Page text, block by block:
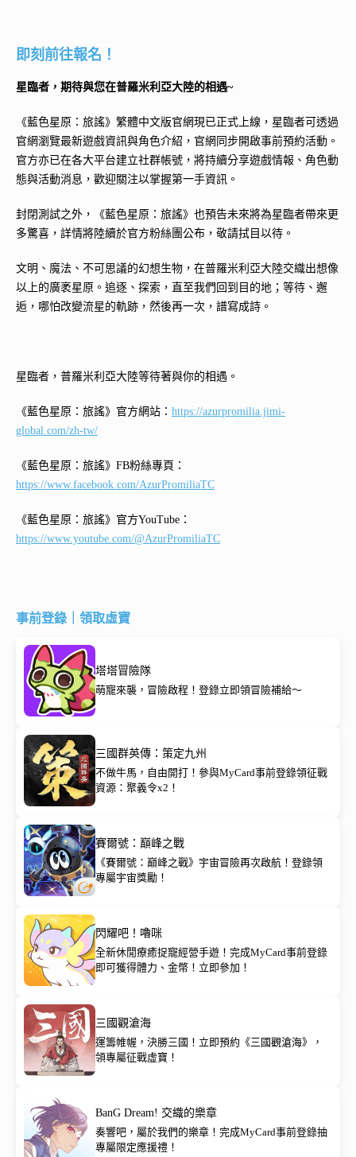
即刻前往報名！
星臨者，期待與您在普羅米利亞大陸的相遇~
《藍色星原：旅謠》繁體中文版官網現已正式上線，星臨者可透過
官網瀏覽最新遊戲資訊與角色介紹，官網同步開啟事前預約活動。
官方亦已在各大平台建立社群帳號，將持續分享遊戲情報、角色動
態與活動消息，歡迎關注以掌握第一手資訊。
封閉測試之外，《藍色星原：旅謠》也預告未來將為星臨者帶來更
多驚喜，詳情將陸續於官方粉絲團公布，敬請拭目以待。
文明、魔法、不可思議的幻想生物，在普羅米利亞大陸交織出想像
以上的廣袤星原。追逐、探索，直至我們回到目的地；等待、邂
逅，哪怕改變流星的軌跡，然後再一次，譜寫成詩。
星臨者，普羅米利亞大陸等待著與你的相遇。
《藍色星原：旅謠》官方網站： https://azurpromilia.jimi-
global.com/zh-tw/
《藍色星原：旅謠》FB粉絲專頁：
https://www.facebook.com/AzurPromiliaTC
《藍色星原：旅謠》官方YouTube：
https://www.youtube.com/@AzurPromiliaTC
事前登錄｜領取虛寶
塔塔冒險隊
萌寵來襲，冒險啟程！登錄立即領冒險補給～
三國群英傳：策定九州
不做牛馬，自由開打！參與MyCard事前登錄領征戰
資源：聚義令x2！
賽爾號：巔峰之戰
《賽爾號：巔峰之戰》宇宙冒險再次啟航！登錄領
專屬宇宙獎勵！
閃耀吧！嚕咪
全新休閒療癒捉寵經營手遊！完成MyCard事前登錄
即可獲得體力、金幣！立即參加！
三國觀滄海
運籌帷幄，決勝三國！立即預約《三國觀滄海》，
領專屬征戰虛寶！
BanG Dream! 交織的樂章
奏響吧，屬於我們的樂章！完成MyCard事前登錄抽
專屬限定應援禮！